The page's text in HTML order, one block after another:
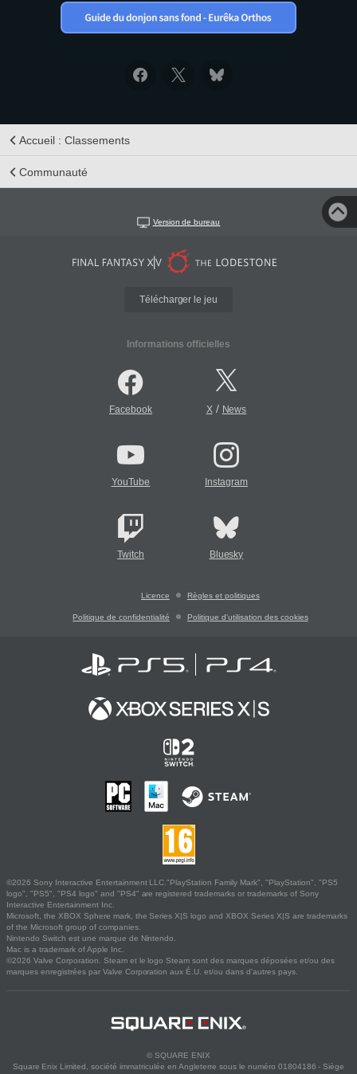
Accueil : Classements
Communauté
Version de bureau
Télécharger le jeu
Informations officielles
Facebook X/ News
YouTube Instagram
Twitch Bluesky
Licence Règles et politiques
Politique de confidentialité Politique d'utilisation des cookies
©2026 Sony Interactive Entertainment LLC."PlayStation Family Mark", "PlayStation", "PS5
logo", "PS5", "PS4 logo" and "PS4" are registered trademarks or trademarks of Sony
Interactive Entertainment Inc.
Microsoft, the XBOX Sphere mark, the Series X|S logo and XBOX Series X|S are trademarks
of the Microsoft group of companies.
Nintendo Switch est une marque de Nintendo.
Mac is a trademark of Apple Inc.
©2026 Valve Corporation. Steam et le logo Steam sont des marques déposées et/ou des
marques enregistrées par Valve Corporation aux É.U. et/ou dans d'autres pays.
© SQUARE ENIX
Square Enix Limited, société immatriculée en Angleterre sous le numéro 01804186 - Siège